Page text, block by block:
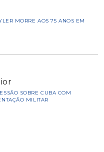
MORRE AOS 75 ANOS EM
SOBRE CUBA COM
MILITAR